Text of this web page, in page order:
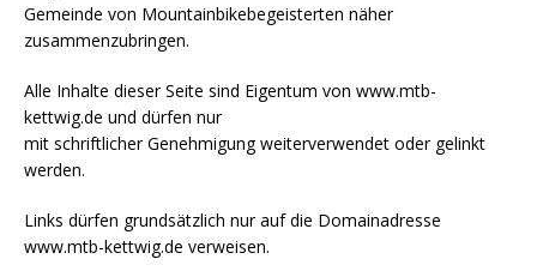
Gemeinde von Mountainbikebegeisterten näher
zusammenzubringen.
Alle Inhalte dieser Seite sind Eigentum von www.mtb-
kettwig.de und dürfen nur
mit schriftlicher Genehmigung weiterverwendet oder gelinkt
werden.
Links dürfen grundsätzlich nur auf die Domainadresse
www.mtb-kettwig.de verweisen.